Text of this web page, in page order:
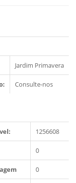
Jardim Primavera
Consulte-nos
1256608
0
0